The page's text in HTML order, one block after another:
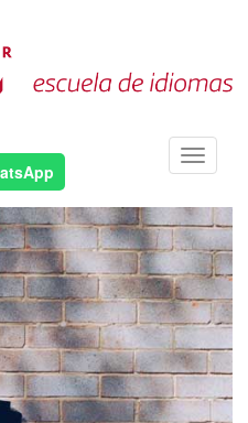
Menú